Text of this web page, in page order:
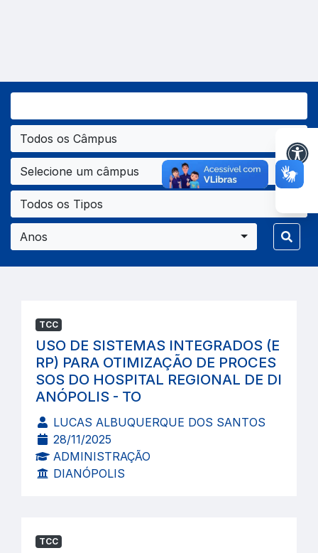
Todos os Câmpus
Selecione um câmpus
Todos os Tipos
Anos
TCC
USO DE SISTEMAS INTEGRADOS (E
RP) PARA OTIMIZAÇÃO DE PROCES
SOS DO HOSPITAL REGIONAL DE DI
ANÓPOLIS - TO
LUCAS ALBUQUERQUE DOS SANTOS
28/11/2025
ADMINISTRAÇÃO
DIANÓPOLIS
TCC